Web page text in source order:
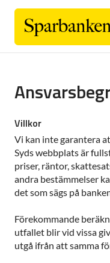
Villkor
Vi kan inte garantera
Syds webbplats är
priser, räntor,
andra bestämmelser
det som sägs på
Förekommande
utfallet blir vid vissa
utgå ifrån att samma